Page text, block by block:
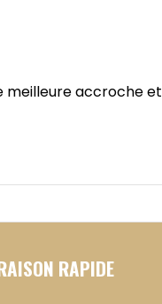
meilleure accroche et
RAPIDE